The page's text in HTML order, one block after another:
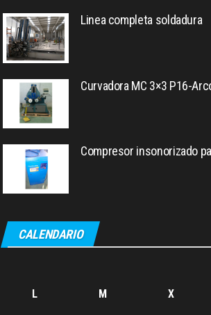
Linea completa soldadura
Curvadora MC 3×3 P16-
Compresor insonorizado
CALENDARIO
L M X